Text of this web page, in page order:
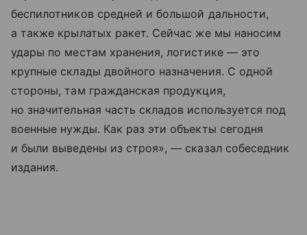
беспилотников средней и большой дальности,
а также крылатых ракет. Сейчас же мы наносим
удары по местам хранения, логистике — это
крупные склады двойного назначения. С одной
стороны, там гражданская продукция,
но значительная часть складов используется под
военные нужды. Как раз эти объекты сегодня
и были выведены из строя», — сказал собеседник
издания.